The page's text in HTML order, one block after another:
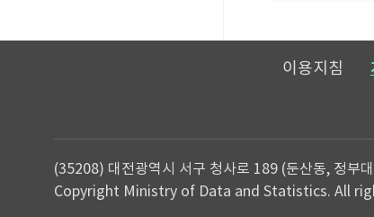
이용지침
(35208) 대전광역시 서구 청사로 189 (둔산동, 정부
Copyright Ministry of Data and Statistics. All